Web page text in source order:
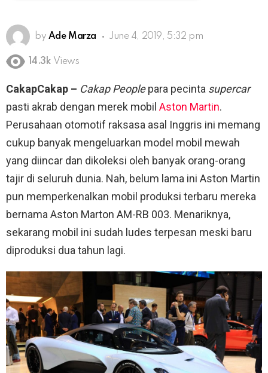
by Ade Marza June 4, 2019, 5:32 pm
14.3k Views
CakapCakap – Cakap Peoplepara pecinta supercar
pasti akrab dengan merek mobil Aston Martin.
Perusahaan otomotif raksasa asal Inggris ini memang
cukup banyak mengeluarkan model mobil mewah
yang diincar dan dikoleksi oleh banyak orang-orang
tajir di seluruh dunia. Nah, belum lama ini Aston Martin
pun memperkenalkan mobil produksi terbaru mereka
bernama Aston Marton AM-RB 003. Menariknya,
sekarang mobil ini sudah ludes terpesan meski baru
diproduksi dua tahun lagi.